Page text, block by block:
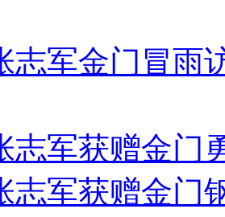
志军金门冒雨
志军获赠金门
志军获赠金门